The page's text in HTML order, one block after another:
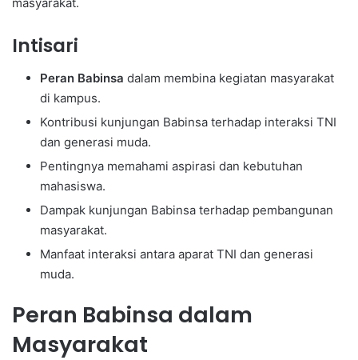
Intisari
Peran Babinsa dalam membina kegiatan masyarakat
di kampus.
Kontribusi kunjungan Babinsa terhadap interaksi TNI
dan generasi muda.
Pentingnya memahami aspirasi dan kebutuhan
mahasiswa.
Dampak kunjungan Babinsa terhadap pembangunan
masyarakat.
Manfaat interaksi antara aparat TNI dan generasi
muda.
Peran Babinsa dalam
Masyarakat